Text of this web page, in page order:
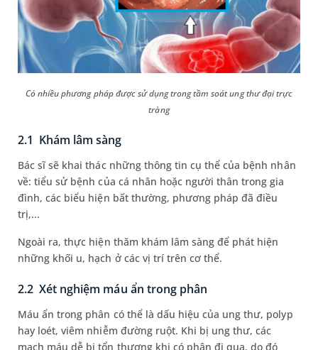
Có nhiều phương pháp được sử dụng trong tầm soát ung thư đại trực
tràng
2.1 Khám lâm sàng
Bác sĩ sẽ khai thác những thông tin cụ thể của bệnh nhân
về: tiểu sử bệnh của cá nhân hoặc người thân trong gia
đình, các biểu hiện bất thường, phương pháp đã điều
trị,...
Ngoài ra, thực hiện thăm khám lâm sàng để phát hiện
những khối u, hạch ở các vị trí trên cơ thể.
2.2 Xét nghiệm máu ẩn trong phân
Máu ẩn trong phân có thể là dấu hiệu của ung thư, polyp
hay loét, viêm nhiễm đường ruột. Khi bị ung thư, các
mạch máu dễ bị tổn thương khi có phân đi qua, do đó